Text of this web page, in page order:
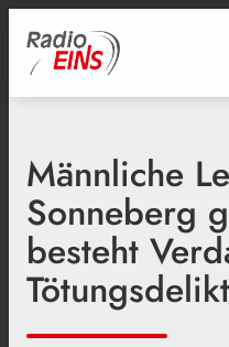
Männliche
Sonneberg
besteht
Tötungsdelikt